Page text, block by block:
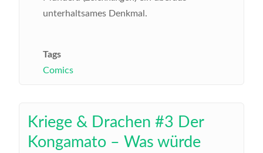
unterhaltsames Denkmal.
Tags
Comics
Kriege & Drachen #3 Der
Kongamato – Was würde